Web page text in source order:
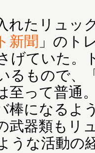
たリュッ
新聞 」のト
げていた。
るもので、
至って普通
棒になるよ
武器類もリ
うな活動の